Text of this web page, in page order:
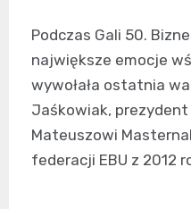
Podczas Gali 50.
największe emocje
wywołała ostatnia
Jaśkowiak, prezydent
Mateuszowi
federacji EBU z 2012